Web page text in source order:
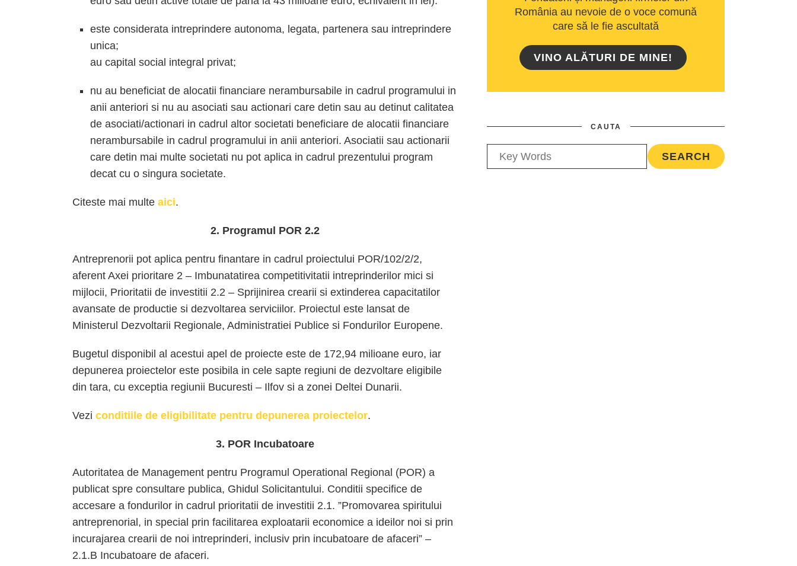
este considerata intreprindere autonoma, legata, partenera sau intreprindere
unica;
au capital social integral privat;
nu au beneficiat de alocatii financiare nerambursabile in cadrul programului in
anii anteriori si nu au asociati sau actionari care detin sau au detinut calitatea
de asociati/actionari in cadrul altor societati beneficiare de alocatii financiare
nerambursabile in cadrul programului in anii anteriori. Asociatii sau actionarii
care detin mai multe societati nu pot aplica in cadrul prezentului program
decat cu o singura societate.
Citeste mai multe aici.
2. Programul POR 2.2
Antreprenorii pot aplica pentru finantare in cadrul proiectului POR/102/2/2,
aferent Axei prioritare 2 – Imbunatatirea competitivitatii intreprinderilor mici si
mijlocii, Prioritatii de investitii 2.2 – Sprijinirea crearii si extinderea capacitatilor
avansate de productie si dezvoltarea serviciilor. Proiectul este lansat de
Ministerul Dezvoltarii Regionale, Administratiei Publice si Fondurilor Europene.
Bugetul disponibil al acestui apel de proiecte este de 172,94 milioane euro, iar
depunerea proiectelor este posibila in cele sapte regiuni de dezvoltare eligibile
din tara, cu exceptia regiunii Bucuresti – Ilfov si a zonei Deltei Dunarii.
Vezi conditiile de eligibilitate pentru depunerea proiectelor.
3. POR Incubatoare
Autoritatea de Management pentru Programul Operational Regional (POR) a
publicat spre consultare publica, Ghidul Solicitantului. Conditii specifice de
accesare a fondurilor in cadrul prioritatii de investitii 2.1. ”Promovarea spiritului
antreprenorial, in special prin facilitarea exploatarii economice a ideilor noi si prin
incurajarea crearii de noi intreprinderi, inclusiv prin incubatoare de afaceri” –
2.1.B Incubatoare de afaceri.
România au nevoie de o voce comună
care să le fie ascultată
VINO ALĂTURI DE MINE!
CAUTA